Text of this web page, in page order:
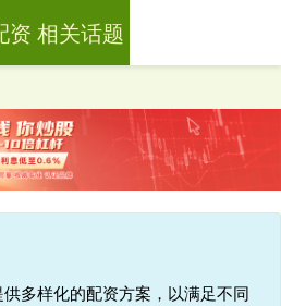
多样化的配资方案，以满足不同
资 相关话题